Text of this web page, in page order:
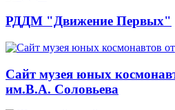
РДДМ "Движение Первых"
Сайт музея юных
им.В.А. Соловьева